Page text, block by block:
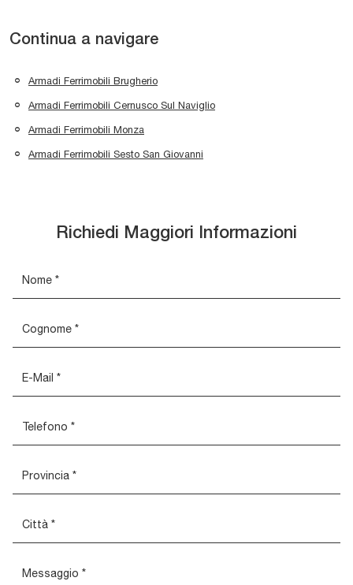
Continua a navigare
Armadi Ferrimobili Brugherio
Armadi Ferrimobili Cernusco Sul Naviglio
Armadi Ferrimobili Monza
Armadi Ferrimobili Sesto San Giovanni
Richiedi Maggiori Informazioni